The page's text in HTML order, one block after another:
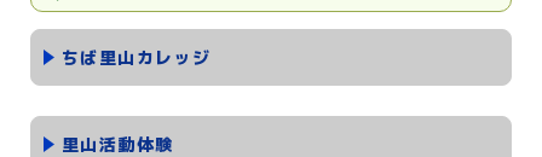
ちば里山カレッジ
里山活動体験